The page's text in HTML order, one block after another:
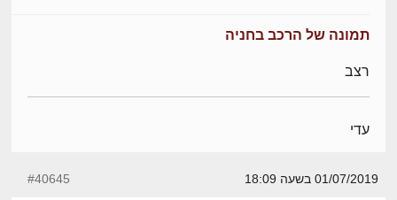
תמונה של הרכב בחניה
רצב
עדי
01/07/2019 בשעה 18:09 #40645